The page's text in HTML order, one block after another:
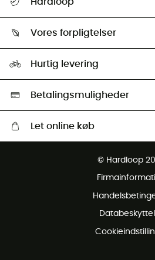
Returnering & Tilbagebetaling
Our ambassadors
Vores forpligtelser
Second hand
HardGreen Udvalg
Hurtig levering
Betalingsmuligheder
Let online køb
Gratis retur inden for 100 dage
© Hardloop